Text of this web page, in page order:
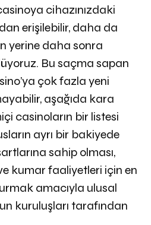
cihazınızdaki
erişilebilir, daha da
yerine daha sonra
Bu saçma sapan
çok fazla yeni
aşağıda kara
casinoların bir listesi
ayrı bir bakiyede
sahip olması,
kumar faaliyetleri için en
amacıyla ulusal
kuruluşları tarafından